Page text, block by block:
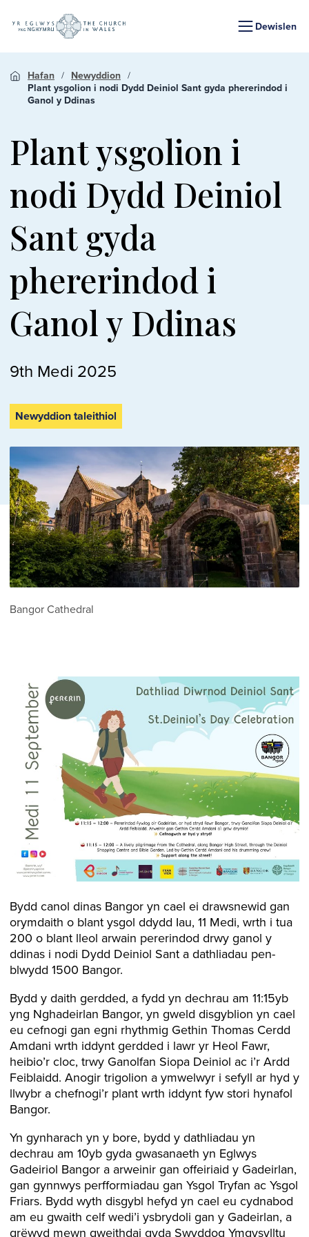
Dewislen
Hafan
Newyddion
Plant ysgolion i nodi Dydd Deiniol Sant gyda phererindod i
Ganol y Ddinas
Plant ysgolion i
nodi Dydd Deiniol
Sant gyda
phererindod i
Ganol y Ddinas
9th Medi 2025
Newyddion taleithiol
Bangor Cathedral
Bydd canol dinas Bangor yn cael ei drawsnewid gan
orymdaith o blant ysgol ddydd Iau, 11 Medi, wrth i tua
200 o blant lleol arwain pererindod drwy ganol y
ddinas i nodi Dydd Deiniol Sant a dathliadau pen-
blwydd 1500 Bangor.
Bydd y daith gerdded, a fydd yn dechrau am 11:15yb
yng Nghadeirlan Bangor, yn gweld disgyblion yn cael
eu cefnogi gan egni rhythmig Gethin Thomas Cerdd
Amdani wrth iddynt gerdded i lawr yr Heol Fawr,
heibio’r cloc, trwy Ganolfan Siopa Deiniol ac i’r Ardd
Feiblaidd. Anogir trigolion a ymwelwyr i sefyll ar hyd y
llwybr a chefnogi’r plant wrth iddynt fyw stori hynafol
Bangor.
Yn gynharach yn y bore, bydd y dathliadau yn
dechrau am 10yb gyda gwasanaeth yn Eglwys
Gadeiriol Bangor a arweinir gan offeiriaid y Gadeirlan,
gan gynnwys perfformiadau gan Ysgol Tryfan ac Ysgol
Friars. Bydd wyth disgybl hefyd yn cael eu cydnabod
am eu gwaith celf wedi’i ysbrydoli gan y Gadeirlan, a
grëwyd mewn gweithdai gyda Swyddog Ymgysylltu